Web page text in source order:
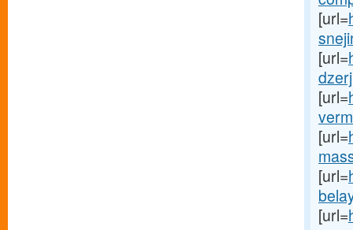
[url=
[url=
[url=
[url=
[url=
[url=